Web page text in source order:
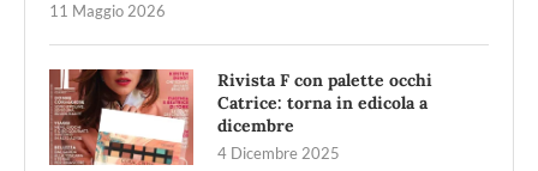
11 Maggio 2026
Rivista F con palette occhi
Catrice: torna in edicola a
dicembre
4 Dicembre 2025